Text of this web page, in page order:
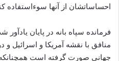
احساساتشان از آنها سوءاستفاده
فرمانده سپاه بانه در پایان
منافق با نقشه آمریکا و اسرائیل و
جهانی صورت گرفته است